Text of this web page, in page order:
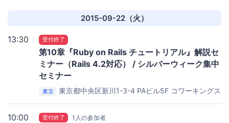
2015-09-22（火）
13:30 受付終了
第10章『Ruby on Rails チュートリアル』解説セ
ミナー（Rails 4.2対応） / シルバーウィーク集中
セミナー
東京 東京都中央区新川1-3-4 PAビル5F コワーキングス
10:00 受付終了 1人の参加者